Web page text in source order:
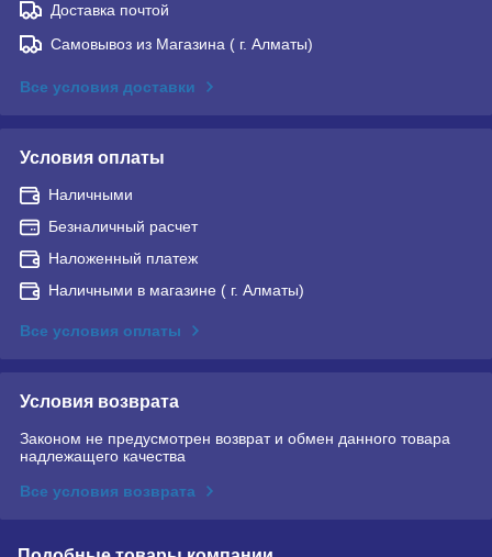
Доставка почтой
Самовывоз из Магазина ( г. Алматы)
Все условия доставки
Условия оплаты
Наличными
Безналичный расчет
Наложенный платеж
Наличными в магазине ( г. Алматы)
Все условия оплаты
Условия возврата
Законом не предусмотрен возврат и обмен данного товара
надлежащего качества
Все условия возврата